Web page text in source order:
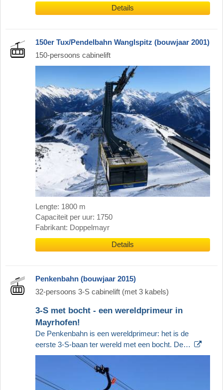
Details
150er Tux/Pendelbahn Wanglspitz (bouwjaar 2001)
150-persoons cabinelift
Lengte: 1800 m
Capaciteit per uur: 1750
Fabrikant: Doppelmayr
Details
Penkenbahn (bouwjaar 2015)
32-persoons 3-S cabinelift (met 3 kabels)
3-S met bocht - een wereldprimeur in
Mayrhofen!
De Penkenbahn is een wereldprimeur: het is de
eerste 3-S-baan ter wereld met een bocht. De…